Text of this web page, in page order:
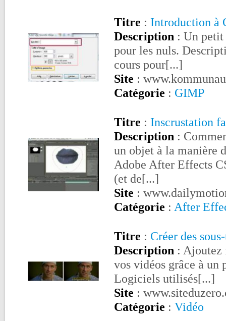
Titre : Introduction à
Description : Un
pour les nuls.
cours pour[...]
Site :
Catégorie : GIMP
Titre : Inscrustation
Description :
un objet à la manière
Adobe After Effects
(et de[...]
Site :
Catégorie : After
Titre : Créer des
Description : Ajoutez
vos vidéos grâce à
Logiciels utilisés[...]
Site :
Catégorie : Vidéo